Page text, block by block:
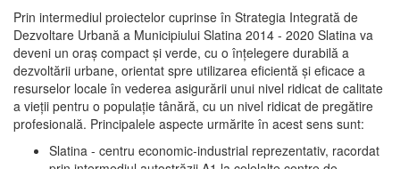
Prin intermediul proiectelor cuprinse în Strategia Integrată de
Dezvoltare Urbană a Municipiului Slatina 2014 - 2020 Slatina va
deveni un oraş compact şi verde, cu o înţelegere durabilă a
dezvoltării urbane, orientat spre utilizarea eficientă şi eficace a
resurselor locale în vederea asigurării unui nivel ridicat de calitate
a vieţii pentru o populaţie tânără, cu un nivel ridicat de pregătire
profesională. Principalele aspecte urmărite în acest sens sunt:
Slatina - centru economic-industrial reprezentativ, racordat